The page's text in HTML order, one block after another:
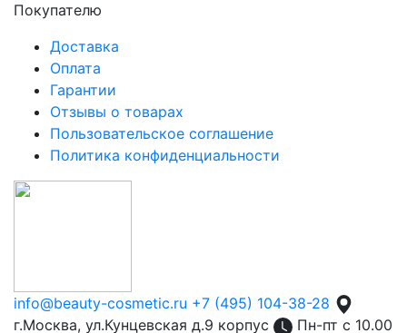
Покупателю
Доставка
Оплата
Гарантии
Отзывы о товарах
Пользовательское соглашение
Политика конфиденциальности
info@beauty-cosmetic.ru +7 (495) 104-38-28
г.Москва, ул.Кунцевская д.9 корпус
Пн-пт с 10.00